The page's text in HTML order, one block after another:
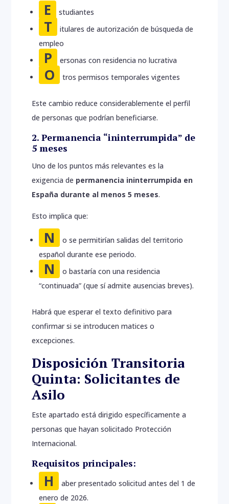
E studiantes
T
itulares de autorización de búsqueda de
empleo
P ersonas con residencia no lucrativa
O tros permisos temporales vigentes
Este cambio reduce considerablemente el perfil
de personas que podrían beneficiarse.
2. Permanencia “ininterrumpida” de
5 meses
Uno de los puntos más relevantes es la
exigencia de permanencia ininterrumpida en
España durante al menos 5 meses.
Esto implica que:
N
o se permitirían salidas del territorio
español durante ese periodo.
N
o bastaría con una residencia
“continuada” (que sí admite ausencias breves).
Habrá que esperar el texto definitivo para
confirmar si se introducen matices o
excepciones.
Disposición Transitoria
Quinta: Solicitantes de
Asilo
Este apartado está dirigido específicamente a
personas que hayan solicitado Protección
Internacional.
Requisitos principales:
H
aber presentado solicitud antes del 1 de
enero de 2026.